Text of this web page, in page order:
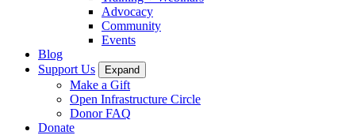
Advocacy
Community
Events
Blog
Support Us
Expand
Make a Gift
Open Infrastructure Circle
Donor FAQ
Donate